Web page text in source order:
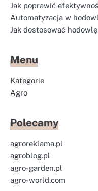
Jak poprawić
Automatyzacja w
Jak dostosować
Menu
Kategorie
Agro
Polecamy
agroreklama.pl
agroblog.pl
agro-garden.pl
agro-world.com